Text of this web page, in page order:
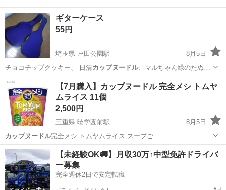
ギターケース
55円
埼玉県 戸田公園駅
8月5日
チョコチップクッキー、 日清カップヌードル、マルちゃん緑のたぬき
レトルトカ…
埼玉 戸田公園駅 弦楽器、ギター ケース
【7月購入】カップヌードル 完全メシ トムヤ
ムライス 11個
2,500円
三重県 暁学園前駅
8月5日
カップヌードル完全メシ トムヤムライス スープご…
三重 四日市市 暁学園前駅 食品
【未経験OK🚚】月収30万↑中型免許ドライバ
ー募集
完全週休2日で安定転職